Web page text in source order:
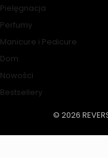
Pielęgnacja
Perfumy
Manicure i Pedicure
Dom
Nowości
Bestsellery
© 2026